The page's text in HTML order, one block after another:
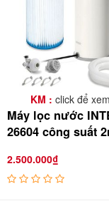
KM : click để
Máy lọc nước
26604 công suất
2.500.000₫